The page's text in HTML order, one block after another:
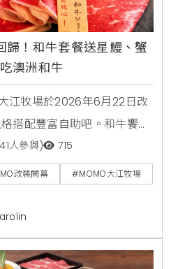
歸！和牛套餐送星鰻、蟹
澳洲和牛
江牧場於2026年6月22日改
搭配豐富自助吧。和牛饗宴
蟹肉奶油春卷兩款全新一品
限時4天，每日前50名現場
洲和牛肉盤一份。
人參與) 715
改裝開幕
#MOMO大江牧場